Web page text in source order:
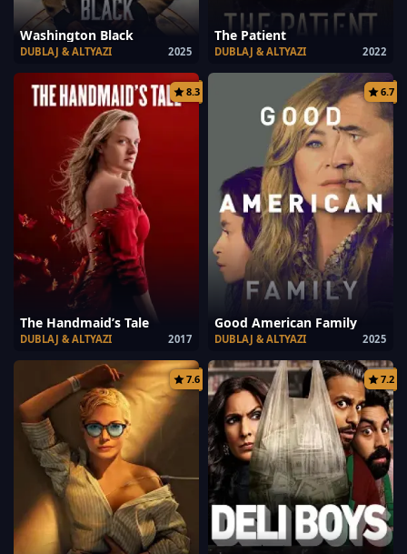
Washington Black
2025
DUBLAJ & ALTYAZI
The Patient
2022
DUBLAJ & ALTYAZI
8.3
The Handmaid’s Tale
2017
DUBLAJ & ALTYAZI
6.7
Good American Family
2025
DUBLAJ & ALTYAZI
7.6 7.2